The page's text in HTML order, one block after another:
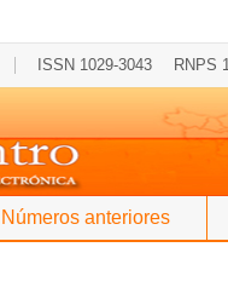
ISSN 1029-3043 RNPS
Números anteriores